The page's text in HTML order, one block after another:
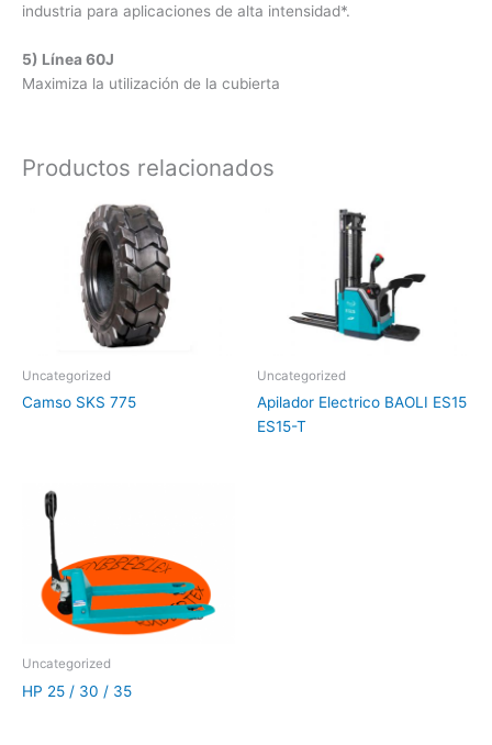
industria para aplicaciones de alta intensidad*.
5) Línea 60J
Maximiza la utilización de la cubierta
Productos relacionados
Uncategorized
Camso SKS 775
Uncategorized
Apilador Electrico BAOLI ES15
ES15-T
Uncategorized
HP 25 / 30 / 35